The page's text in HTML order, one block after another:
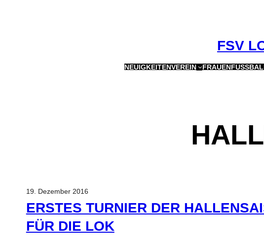
FSV
NEUIGKEITENVEREIN
19. Dezember 2016
ERSTES TURNIER DER
FÜR DIE LOK